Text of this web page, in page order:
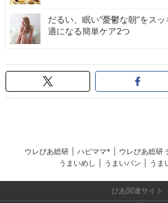
だるい、眠い“憂鬱な朝”をス
適になる簡単ケア2つ
ウレぴあ総研 ハピママ* ウレぴあ総研
うまいめし
うまいパン うま
ぴあ関連サイト